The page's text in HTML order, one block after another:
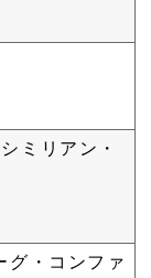
ミリアン・
グ・コンファ